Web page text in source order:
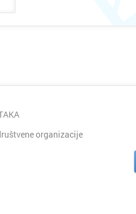
organizacije